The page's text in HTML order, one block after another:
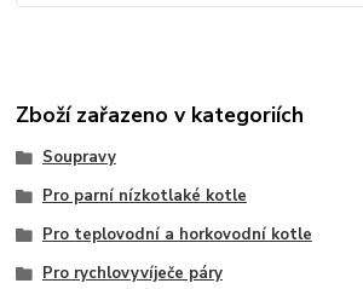
Zboží zařazeno v kategoriích
Soupravy
Pro parní nízkotlaké kotle
Pro teplovodní a horkovodní kotle
Pro rychlovyvíječe páry